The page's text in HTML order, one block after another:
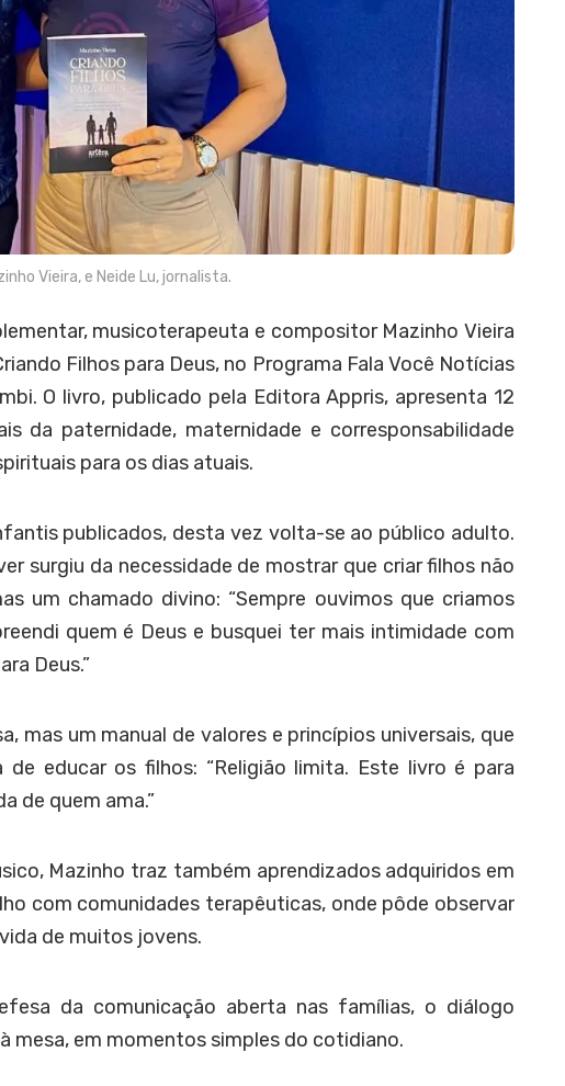
Vieira, e Neide Lu, jornalista.
musicoterapeuta e compositor Mazinho Vieira
Filhos para Deus, no Programa Fala Você Notícias
O livro, publicado pela Editora Appris, apresenta 12
da paternidade, maternidade e corresponsabilidade
para os dias atuais.
publicados, desta vez volta-se ao público adulto.
surgiu da necessidade de mostrar que criar filhos não
um chamado divino: “Sempre ouvimos que criamos
quem é Deus e busquei ter mais intimidade com
Deus.”
mas um manual de valores e princípios universais, que
educar os filhos: “Religião limita. Este livro é para
de quem ama.”
Mazinho traz também aprendizados adquiridos em
com comunidades terapêuticas, onde pôde observar
de muitos jovens.
da comunicação aberta nas famílias, o diálogo
em momentos simples do cotidiano.